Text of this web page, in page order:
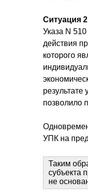
Ситуация 2
Указа N
действия
которого
позволило
УПК на
Таким
субъекта
не